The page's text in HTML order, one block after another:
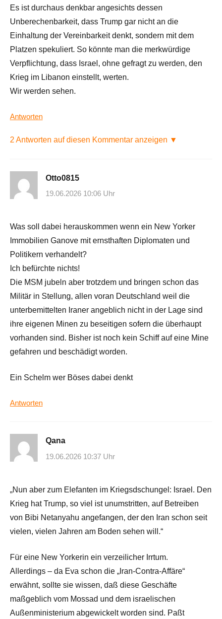
Es ist durchaus denkbar angesichts dessen
Unberechenbarkeit, dass Trump gar nicht an die
Einhaltung der Vereinbarkeit denkt, sondern mit dem
Platzen spekuliert. So könnte man die merkwürdige
Verpflichtung, dass Israel, ohne gefragt zu werden, den
Krieg im Libanon einstellt, werten.
Wir werden sehen.
Antworten
2 Antworten auf diesen Kommentar anzeigen ▼
Otto0815
19.06.2026 10:06 Uhr
Was soll dabei herauskommen wenn ein New Yorker
Immobilien Ganove mit ernsthaften Diplomaten und
Politikern verhandelt?
Ich befürchte nichts!
Die MSM jubeln aber trotzdem und bringen schon das
Militär in Stellung, allen voran Deutschland weil die
unterbemittelten Iraner angeblich nicht in der Lage sind
ihre eigenen Minen zu beseitigen sofern die überhaupt
vorhanden sind. Bisher ist noch kein Schiff auf eine Mine
gefahren und beschädigt worden.
Ein Schelm wer Böses dabei denkt
Antworten
Qana
19.06.2026 10:37 Uhr
„Nun aber zum Elefanten im Kriegsdschungel: Israel. Den
Krieg hat Trump, so viel ist unumstritten, auf Betreiben
von Bibi Netanyahu angefangen, der den Iran schon seit
vielen, vielen Jahren am Boden sehen will.“
Für eine New Yorkerin ein verzeilicher Irrtum.
Allerdings – da Eva schon die „Iran-Contra-Affäre“
erwähnt, sollte sie wissen, daß diese Geschäfte
maßgeblich vom Mossad und dem israelischen
Außenministerium abgewickelt worden sind. Paßt